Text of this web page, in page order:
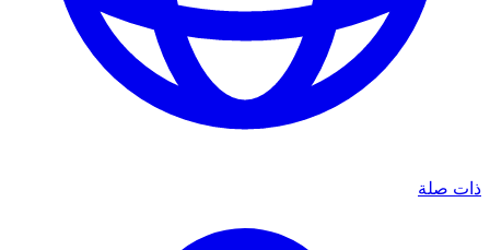
ذات صلة